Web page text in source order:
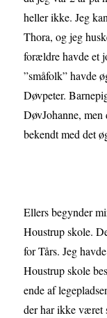
heller ikke. Jeg
Thora, og jeg
forældre havde et
”småfolk” havde
Døvpeter.
DøvJohanne,
bekendt med det
Ellers begynder
Houstrup skole.
for Tårs. Jeg
Houstrup skole
ende af
der har ikke været